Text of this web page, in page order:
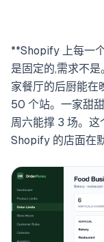
**Shopify 上每一
是固定的,需求不
家餐厅的后厨能在
50 个站。一家甜
周六能撑 3 场。
Shopify 的店面在